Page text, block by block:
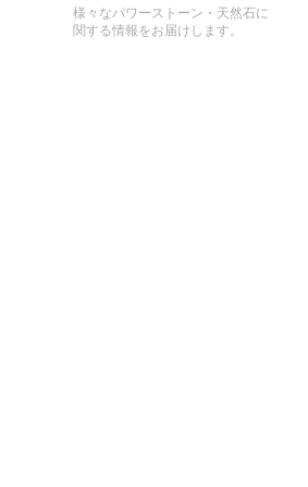
様々なパワーストーン・天然石に
関する情報をお届けします。